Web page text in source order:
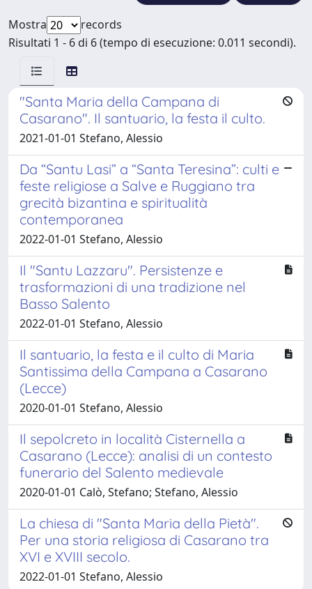
Mostra
records
Risultati 1 - 6 di 6 (tempo di esecuzione: 0.011 secondi).
"Santa Maria della Campana di
Casarano". Il santuario, la festa il culto.
2021-01-01 Stefano, Alessio
Da “Santu Lasi” a “Santa Teresina”: culti e
feste religiose a Salve e Ruggiano tra
grecità bizantina e spiritualità
contemporanea
2022-01-01 Stefano, Alessio
Il "Santu Lazzaru". Persistenze e
trasformazioni di una tradizione nel
Basso Salento
2022-01-01 Stefano, Alessio
Il santuario, la festa e il culto di Maria
Santissima della Campana a Casarano
(Lecce)
2020-01-01 Stefano, Alessio
Il sepolcreto in località Cisternella a
Casarano (Lecce): analisi di un contesto
funerario del Salento medievale
2020-01-01 Calò, Stefano; Stefano, Alessio
La chiesa di "Santa Maria della Pietà".
Per una storia religiosa di Casarano tra
XVI e XVIII secolo.
2022-01-01 Stefano, Alessio